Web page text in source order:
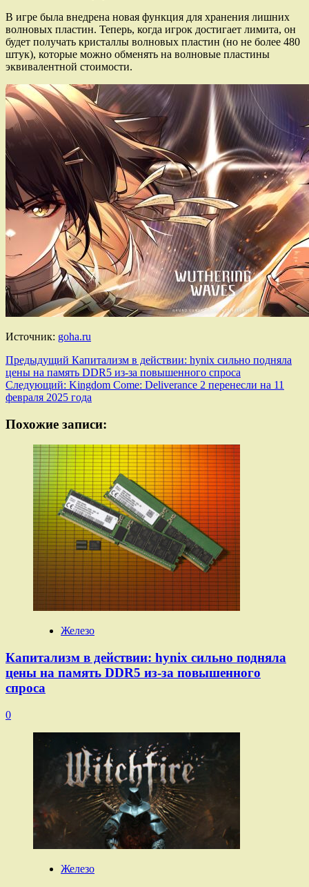
В игре была внедрена новая функция для хранения лишних
волновых пластин. Теперь, когда игрок достигает лимита, он
будет получать кристаллы волновых пластин (но не более 480
штук), которые можно обменять на волновые пластины
эквивалентной стоимости.
Источник: goha.ru
Навигация
записи
Предыдущий Капитализм в действии: hynix сильно подняла
цены на память DDR5 из-за повышенного спроса
Следующий: Kingdom Come: Deliverance 2 перенесли на 11
февраля 2025 года
Похожие записи:
Железо
Капитализм в действии: hynix сильно подняла
цены на память DDR5 из-за повышенного
спроса
0
Железо